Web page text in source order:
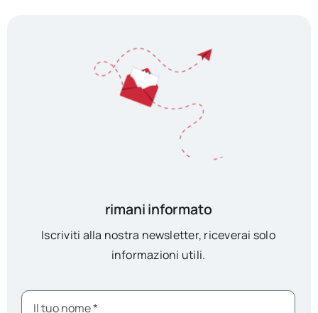
rimani informato
Iscriviti alla nostra newsletter, riceverai solo
informazioni utili.